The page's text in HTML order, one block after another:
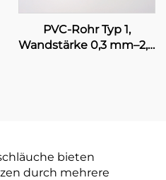
PVC-Rohr Typ 1,
Wandstärke 0,3 mm–2,0
bieten
durch mehrere